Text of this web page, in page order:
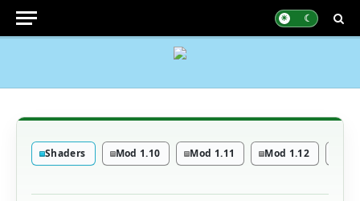
Shaders Mod 1.10 Mod 1.11 Mod 1.12